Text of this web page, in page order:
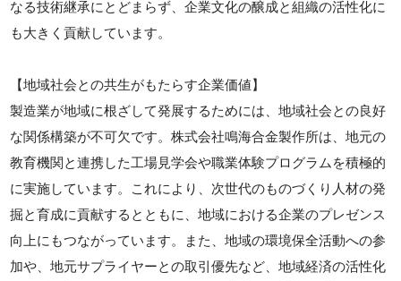
なる技術継承にとどまらず、企業文化の醸成と組織の活性化に
も大きく貢献しています。
【地域社会との共生がもたらす企業価値】
製造業が地域に根ざして発展するためには、地域社会との良好
な関係構築が不可欠です。株式会社鳴海合金製作所は、地元の
教育機関と連携した工場見学会や職業体験プログラムを積極的
に実施しています。これにより、次世代のものづくり人材の発
掘と育成に貢献するとともに、地域における企業のプレゼンス
向上にもつながっています。また、地域の環境保全活動への参
加や、地元サプライヤーとの取引優先など、地域経済の活性化